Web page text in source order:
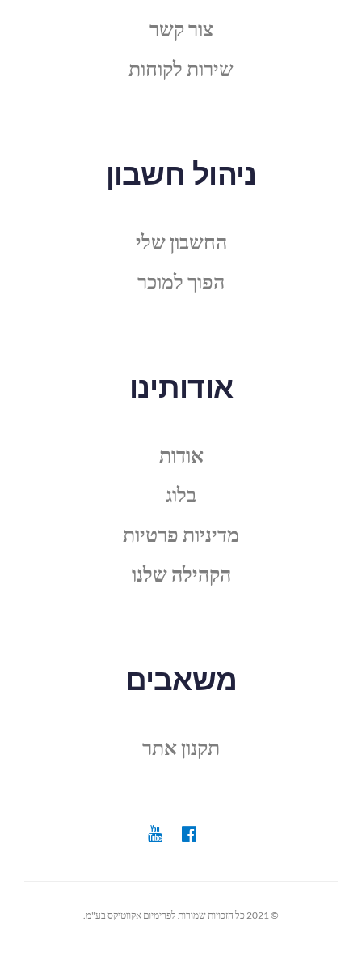
צור קשר
שירות לקוחות
ניהול חשבון
החשבון שלי
הפוך למוכר
אודותינו
אודות
בלוג
מדיניות פרטיות
הקהילה שלנו
משאבים
תקנון אתר
© 2021 כל הזכויות שמורות לפרימיום אקווטיקס בע"מ.